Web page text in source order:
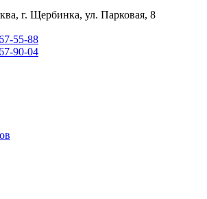
г. Щербинка, ул. Парковая, 8
55-88
90-04